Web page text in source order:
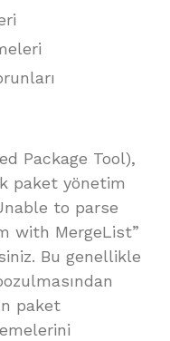
Package Tool),
paket yönetim
to parse
with MergeList”
Bu genellikle
paket